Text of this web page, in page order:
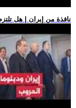
.. نافذة من إيران | هل